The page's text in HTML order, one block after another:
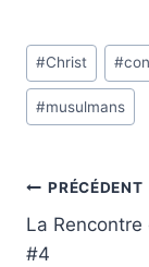
Étiquettes
de
la
#Christ #
#musulmans
de
PRÉCÉDENT
La Rencontre
#4